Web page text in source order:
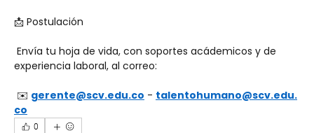
📩 Postulación
Envía tu hoja de vida, con soportes acádemicos y de
experiencia laboral, al correo:
✉️ gerente@scv.edu.co - talentohumano@scv.edu.
co
0